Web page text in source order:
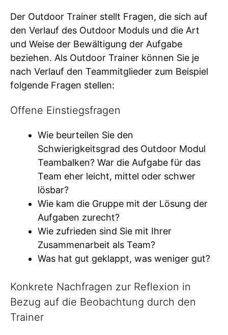
Der Outdoor Trainer stellt Fragen, die sich auf
den Verlauf des Outdoor Moduls und die Art
und Weise der Bewältigung der Aufgabe
beziehen. Als Outdoor Trainer können Sie je
nach Verlauf den Teammitglieder zum Beispiel
folgende Fragen stellen:
Offene Einstiegsfragen
Wie beurteilen Sie den
Schwierigkeitsgrad des Outdoor Modul
Teambalken? War die Aufgabe für das
Team eher leicht, mittel oder schwer
lösbar?
Wie kam die Gruppe mit der Lösung der
Aufgaben zurecht?
Wie zufrieden sind Sie mit Ihrer
Zusammenarbeit als Team?
Was hat gut geklappt, was weniger gut?
Konkrete Nachfragen zur Reflexion in
Bezug auf die Beobachtung durch den
Trainer